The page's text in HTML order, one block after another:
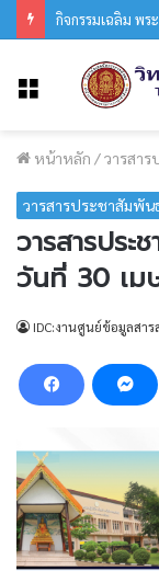
หน้าหลัก /วารสา
วารสารประชาสัมพัน
วารสารปร
วันที่ 30 เม
IDC:งานศูนย์ข้อมูลสาร